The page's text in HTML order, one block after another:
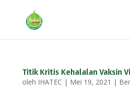
Titik Kritis Kehalalan Vaksin
oleh IHATEC | Mei 19, 2021 |